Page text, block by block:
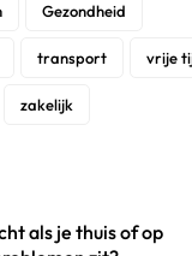
Gezondheid
transport vrije
zakelijk
als je thuis of op